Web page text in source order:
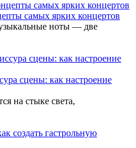
самых ярких концертов
ноты — две
сцены: как настроение
на стыке света,